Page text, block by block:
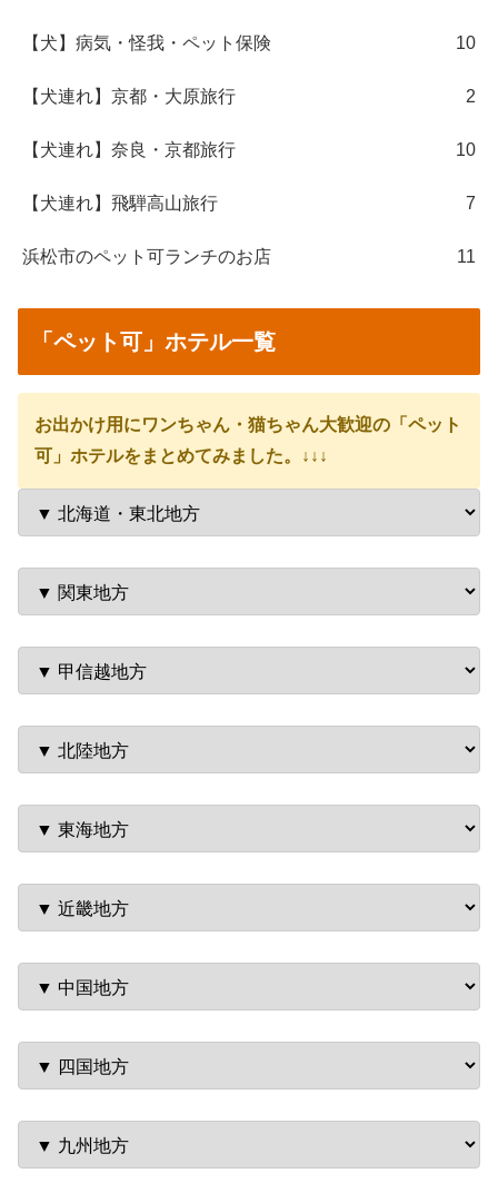
【犬】病気・怪我・ペット保険 10
【犬連れ】京都・大原旅行 2
【犬連れ】奈良・京都旅行 10
【犬連れ】飛騨高山旅行 7
浜松市のペット可ランチのお店 11
「ペット可」ホテル一覧
お出かけ用にワンちゃん・猫ちゃん大歓迎の「ペット
可」ホテルをまとめてみました。↓↓↓